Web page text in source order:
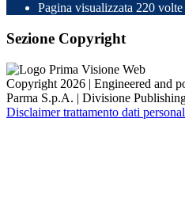
Pagina visualizzata 220 volte
Sezione Copyright
Copyright 2026 | Engineered and
Parma S.p.A. | Divisione
Disclaimer trattamento dati